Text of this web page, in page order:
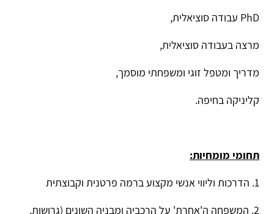
אודות אלון אורן
ד"ר אלון אורן
PhD עבודה סוציאלית,
מרצה בעבודה סוציאלית,
קליניקה בחיפה.